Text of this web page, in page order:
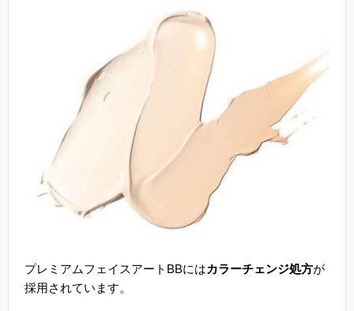
プレミアムフェイスアートBBにはカラーチェンジ処方が
採用されています。